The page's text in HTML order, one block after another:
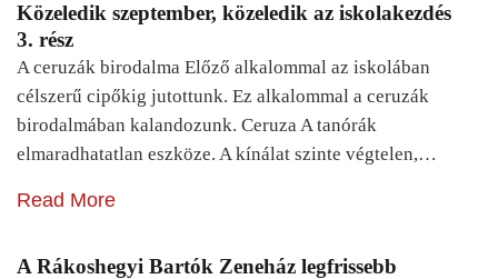
Közeledik szeptember, közeledik az iskolakezdés
3. rész
A ceruzák birodalma Előző alkalommal az iskolában
célszerű cipőkig jutottunk. Ez alkalommal a ceruzák
birodalmában kalandozunk. Ceruza A tanórák
elmaradhatatlan eszköze. A kínálat szinte végtelen,…
Read More
A Rákoshegyi Bartók Zeneház legfrissebb